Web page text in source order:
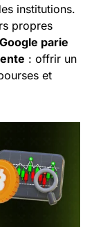
institutions.
propres
Google parie
: offrir un
et